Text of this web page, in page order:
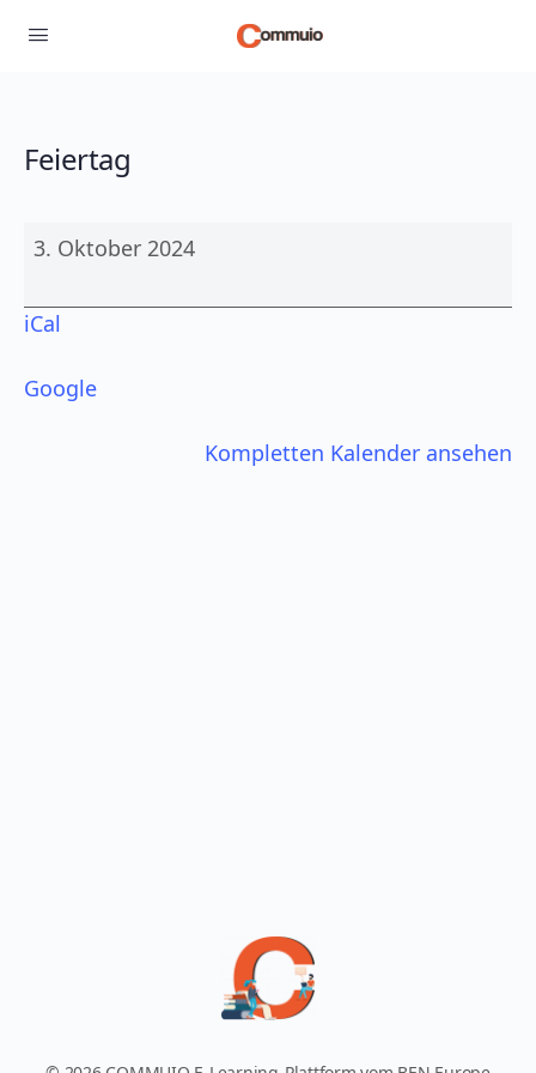
Feiertag
Feiertag
3. Oktober 2024
iCal
Google
Kompletten Kalender ansehen